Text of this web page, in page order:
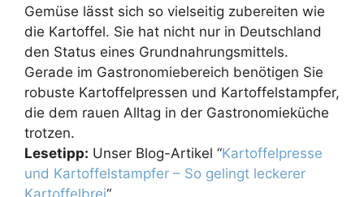
Gemüse lässt sich so vielseitig zubereiten wie
die Kartoffel. Sie hat nicht nur in Deutschland
den Status eines Grundnahrungsmittels.
Gerade im Gastronomiebereich benötigen Sie
robuste Kartoffelpressen und Kartoffelstampfer,
die dem rauen Alltag in der Gastronomieküche
trotzen.
Lesetipp: Unser Blog-Artikel “Kartoffelpresse
und Kartoffelstampfer – So gelingt leckerer
Kartoffelbrei“